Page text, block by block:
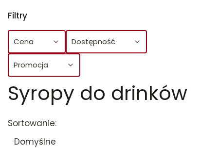
Filtry
Cena Dostępność
Promocja
Koniec filtrów
Syropy do drinków
Lista produktów
Sortowanie:
Domyślne